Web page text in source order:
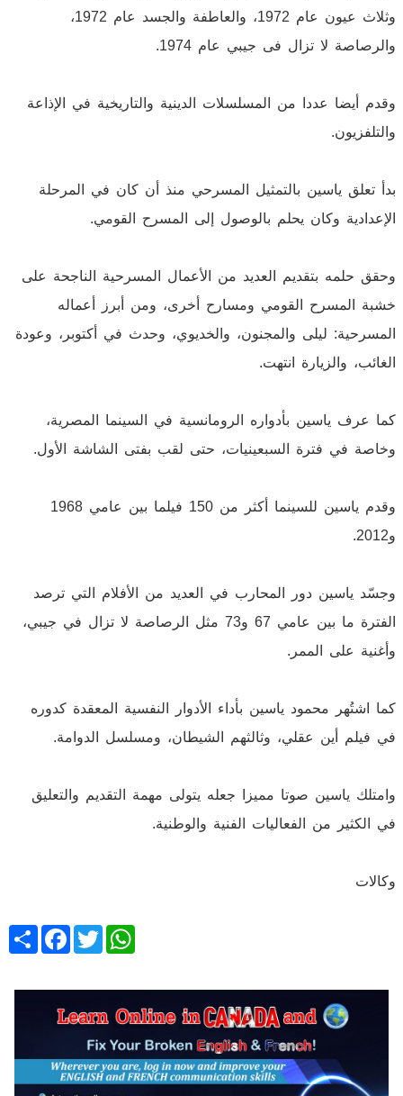
وثلاث عيون عام 1972، والعاطفة والجسد عام 1972،
والرصاصة لا تزال فى جيبي عام 1974.
وقدم أيضا عددا من المسلسلات الدينية والتاريخية في الإذاعة
والتلفزيون.
بدأ تعلق ياسين بالتمثيل المسرحي منذ أن كان في المرحلة
الإعدادية وكان يحلم بالوصول إلى المسرح القومي.
وحقق حلمه بتقديم العديد من الأعمال المسرحية الناجحة على
خشبة المسرح القومي ومسارح أخرى، ومن أبرز أعماله
المسرحية: ليلى والمجنون، والخديوي، وحدث في أكتوبر، وعودة
الغائب، والزيارة انتهت.
كما عرف ياسين بأدواره الرومانسية في السينما المصرية،
وخاصة في فترة السبعينيات، حتى لقب بفتى الشاشة الأول.
وقدم ياسين للسينما أكثر من 150 فيلما بين عامي 1968
و2012.
وجسّد ياسين دور المحارب في العديد من الأفلام التي ترصد
الفترة ما بين عامي 67 و73 مثل الرصاصة لا تزال في جيبي،
وأغنية على الممر.
كما اشتُهر محمود ياسين بأداء الأدوار النفسية المعقدة كدوره
في فيلم أين عقلي، وثالثهم الشيطان، ومسلسل الدوامة.
وامتلك ياسين صوتا مميزا جعله يتولى مهمة التقديم والتعليق
في الكثير من الفعاليات الفنية والوطنية.
وكالات
Share
FacebookTwitter
WhatsApp